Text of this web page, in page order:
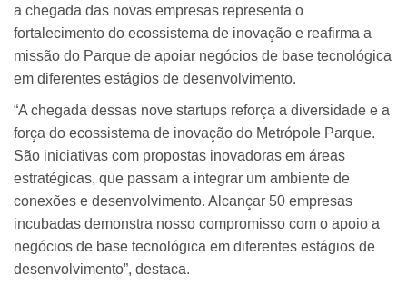
a chegada das novas empresas representa o
fortalecimento do ecossistema de inovação e reafirma a
missão do Parque de apoiar negócios de base tecnológica
em diferentes estágios de desenvolvimento.
“A chegada dessas nove startups reforça a diversidade e a
força do ecossistema de inovação do Metrópole Parque.
São iniciativas com propostas inovadoras em áreas
estratégicas, que passam a integrar um ambiente de
conexões e desenvolvimento. Alcançar 50 empresas
incubadas demonstra nosso compromisso com o apoio a
negócios de base tecnológica em diferentes estágios de
desenvolvimento”, destaca.